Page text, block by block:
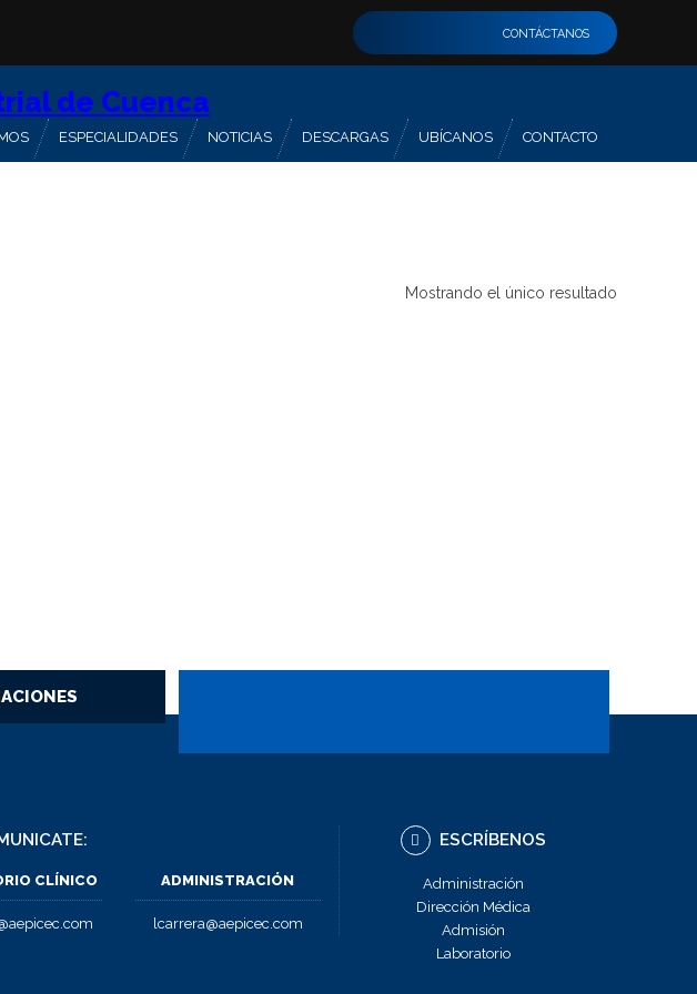
CONTÁCTANOS
ESPECIALIDADES NOTICIAS DESCARGAS UBÍCANOS CONTACTO
Mostrando el único resultado
CLÍNICO ADMINISTRACIÓN
lcarrera@aepicec.com
ESCRÍBENOS
Administración
Dirección Médica
Admisión
Laboratorio